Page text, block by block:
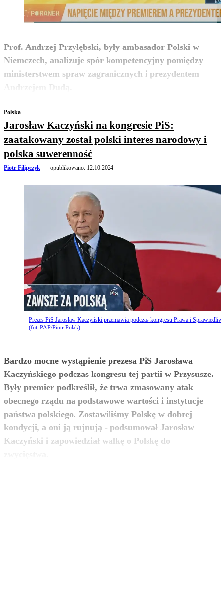
Prof. Andrzej Przyłębski, były ambasador Polski w
Niemczech, analizuje spór kompetencyjny pomiędzy
ministerstwem spraw zagranicznych i prezydentem
zobacz więcej
Polska
Jarosław Kaczyński na kongresie PiS:
zaatakowany został polski interes narodowy i
polska suwerenność
Piotr Filipczyk opublikowano: 12.10.2024
Prezes PiS Jarosław Kaczyński przemawia podczas kongresu Prawa i
(fot. PAP/Piotr Polak)
Bardzo mocne wystąpienie prezesa PiS Jarosława
Kaczyńskiego podczas kongresu tej partii w Przysusze.
Były premier podkreślił, że trwa zmasowany atak
obecnego rządu na podstawowe wartości i instytucje
państwa polskiego. Zostawiliśmy Polskę w dobrej
kondycji, a oni ją rujnują - podsumował Jarosław
Kaczyński i zapowiedział walkę o Polskę do
zobacz więcej